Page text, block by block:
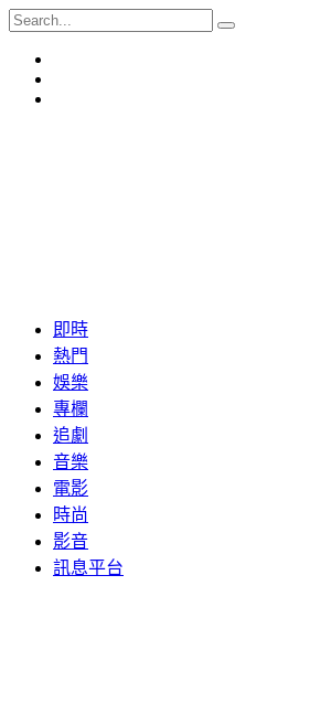
即時
熱門
娛樂
專欄
追劇
音樂
電影
時尚
影音
訊息平台